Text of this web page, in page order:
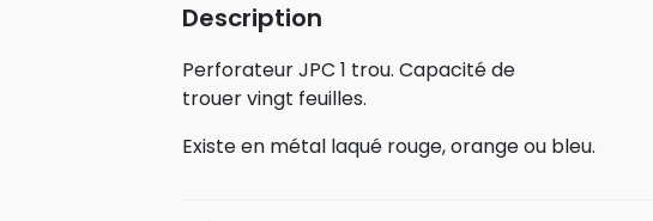
Description
Perforateur JPC 1 trou. Capacité de
trouer vingt feuilles.
Existe en métal laqué rouge, orange ou bleu.